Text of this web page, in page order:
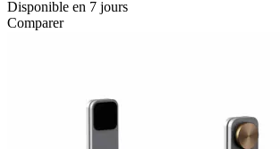
Disponible en 7 jours
Comparer